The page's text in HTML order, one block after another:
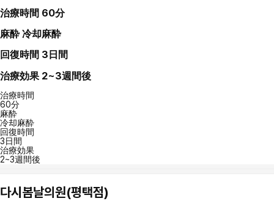
治療時間 60分
麻酔 冷却麻酔
回復時間 3日間
治療効果 2~3週間後
治療時間
60分
麻酔
冷却麻酔
回復時間
3日間
治療効果
2~3週間後
다시봄날의원(평택점)